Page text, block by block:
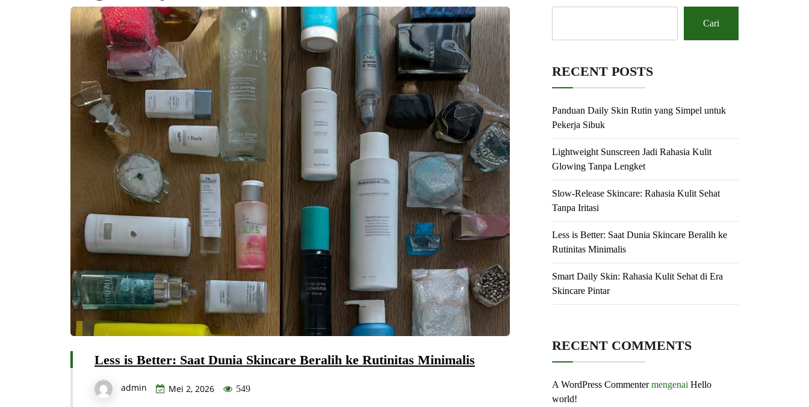
Less is Better: Saat Dunia Skincare Beralih ke Rutinitas Minimalis
admin Mei 2, 2026 549
Cari
RECENT POSTS
Panduan Daily Skin Rutin yang Simpel untuk
Pekerja Sibuk
Lightweight Sunscreen Jadi Rahasia Kulit
Glowing Tanpa Lengket
Slow-Release Skincare: Rahasia Kulit Sehat
Tanpa Iritasi
Less is Better: Saat Dunia Skincare Beralih ke
Rutinitas Minimalis
Smart Daily Skin: Rahasia Kulit Sehat di Era
Skincare Pintar
RECENT COMMENTS
A WordPress Commentermengenai Hello
world!